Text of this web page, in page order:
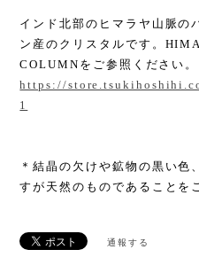
インド北部のヒマラヤ山脈の
ン産のクリスタルです。
COLUMNをご参照ください。
https://
1
＊結晶の欠けや鉱物の黒い色
すが天然のものであることを
通報する